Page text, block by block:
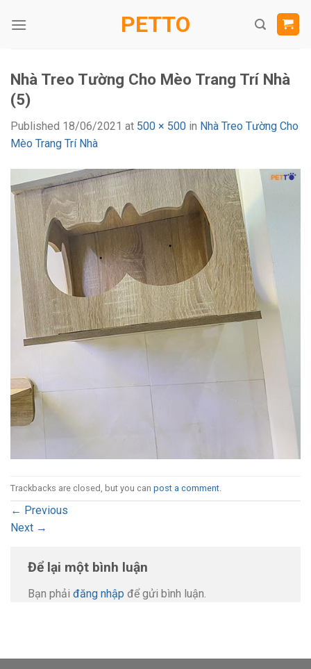
PETTO
Nhà Treo Tường Cho Mèo Trang Trí Nhà
(5)
Published 18/06/2021 at 500 × 500 in Nhà Treo Tường Cho
Mèo Trang Trí Nhà
Trackbacks are closed, but you can post a comment
← Previous
Next →
Để lại một bình luận
Bạn phải đăng nhập để gửi bình luận.